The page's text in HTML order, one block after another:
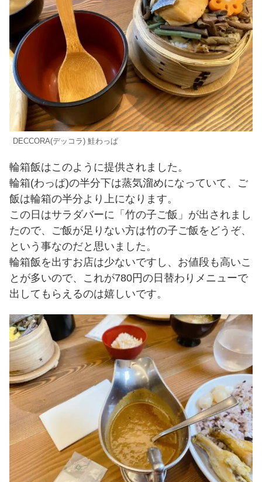
DECCORA(デッコラ) 鮭わっぱ
輪箱飯はこのように提供されました。
輪箱(わっぱ)の半分下は蒸気溜めになっていて、ご
飯は輪箱の半分より上になります。
この日はサラダバーに「竹の子ご飯」が出されまし
たので、ご飯が足りない方は竹の子ご飯をどうぞ、
という事なのだと思いました。
輪箱飯を出すお店は少ないですし、お値段も高いこ
とが多いので、これが780円の日替わりメニューで
出してもらえるのは嬉しいです。